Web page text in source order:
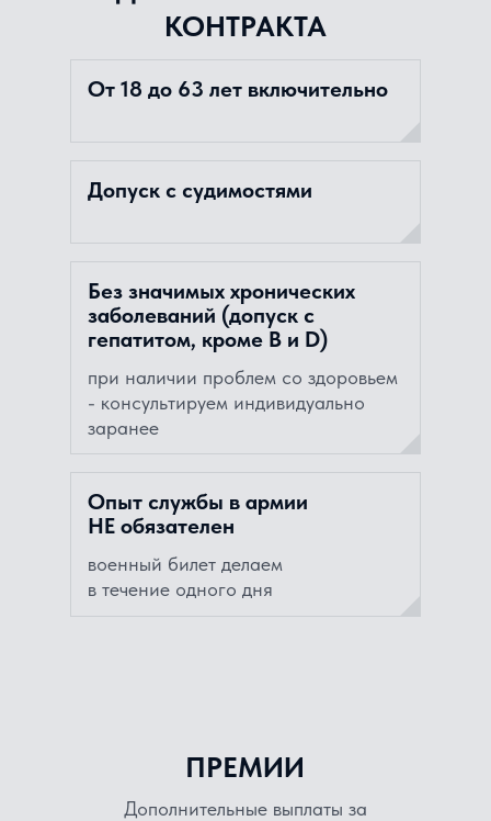
КОНТРАКТА
От 18 до 63 лет включительно
Без значимых хронических
заболеваний (допуск с
гепатитом, кроме В и D)
Допуск с судимостями
Опыт службы в армии
НЕ обязателен
при наличии проблем со здоровьем
- консультируем индивидуально
заранее
военный билет делаем
в течение одного дня
ПРЕМИИ
Дополнительные выплаты за